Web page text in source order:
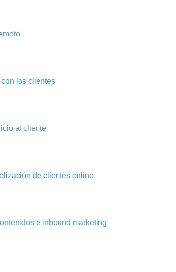
los clientes
al cliente
de clientes online
e inbound marketing